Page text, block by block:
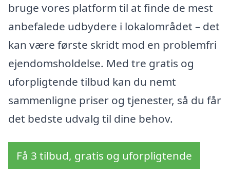
bruge vores platform til at finde de mest
anbefalede udbydere i lokalområdet – det
kan være første skridt mod en problemfri
ejendomsholdelse. Med tre gratis og
uforpligtende tilbud kan du nemt
sammenligne priser og tjenester, så du får
det bedste udvalg til dine behov.
Få 3 tilbud, gratis og uforpligtende